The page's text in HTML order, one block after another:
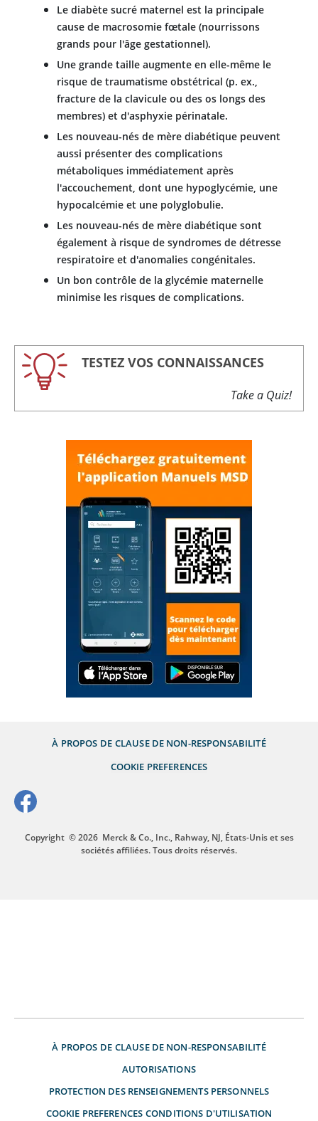
Le diabète sucré maternel est la principale
cause de macrosomie fœtale (nourrissons
grands pour l'âge gestationnel).
Une grande taille augmente en elle-même le
risque de traumatisme obstétrical (p. ex.,
fracture de la clavicule ou des os longs des
membres) et d'asphyxie périnatale.
Les nouveau-nés de mère diabétique peuvent
aussi présenter des complications
métaboliques immédiatement après
l'accouchement, dont une hypoglycémie, une
hypocalcémie et une polyglobulie.
Les nouveau-nés de mère diabétique sont
également à risque de syndromes de détresse
respiratoire et d'anomalies congénitales.
Un bon contrôle de la glycémie maternelle
minimise les risques de complications.
TESTEZ VOS CONNAISSANCES
Take a Quiz!
À PROPOS DE CLAUSE DE NON-RESPONSABILITÉ
COOKIE PREFERENCES
Copyright © 2026 Merck & Co., Inc., Rahway, NJ, États-Unis et ses
sociétés affiliées. Tous droits réservés.
À PROPOS DE CLAUSE DE NON-RESPONSABILITÉ
AUTORISATIONS
PROTECTION DES RENSEIGNEMENTS PERSONNELS
COOKIE PREFERENCES CONDITIONS D'UTILISATION